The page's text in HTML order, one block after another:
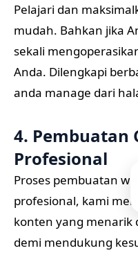
Pelajari dan
mudah. Bahkan jika
sekali
Anda. Dilengkapi
anda manage dari
4. Pembuatan
Profesional
Proses pembuatan
profesional, kami
konten yang menarik
demi mendukung